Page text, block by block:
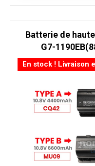
Batterie de
G7-
En stock ! Livraison